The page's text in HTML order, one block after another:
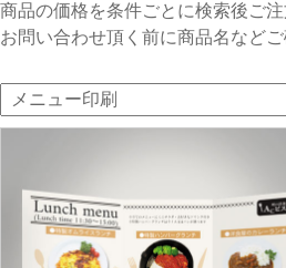
商品の価格を条件ごとに検索後ご注
お問い合わせ頂く前に商品名などご